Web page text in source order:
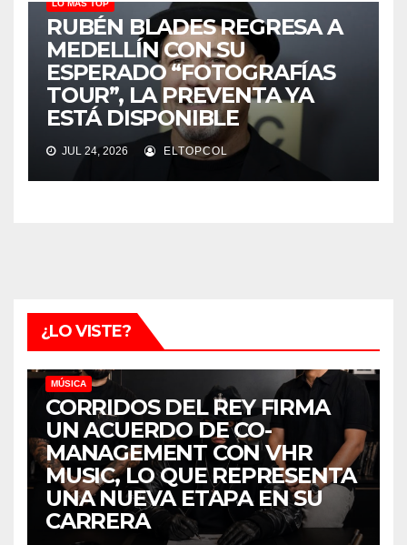
LO MÁS TOP
RUBÉN BLADES REGRESA A
MEDELLÍN CON SU
ESPERADO “FOTOGRAFÍAS
TOUR”, LA PREVENTA YA
ESTÁ DISPONIBLE
JUL 24, 2026 ELTOPCOL
¿LO VISTE?
MÚSICA
CORRIDOS DEL REY FIRMA
UN ACUERDO DE CO-
MANAGEMENT CON VHR
MUSIC, LO QUE REPRESENTA
UNA NUEVA ETAPA EN SU
CARRERA